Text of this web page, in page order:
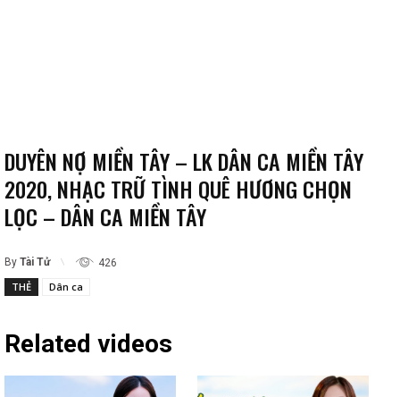
DUYÊN NỢ MIỀN TÂY – LK DÂN CA MIỀN TÂY
2020, NHẠC TRỮ TÌNH QUÊ HƯƠNG CHỌN
LỌC – DÂN CA MIỀN TÂY
By Tài Tử 426
THẺ Dân ca
Related videos